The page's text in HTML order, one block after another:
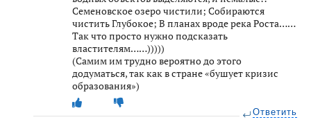
Семеновское озеро чистили; Собираются
чистить Глубокое; В планах вроде река Роста……
Так что просто нужно подсказать
властителям……)))))
(Самим им трудно вероятно до этого
додуматься, так как в стране «бушует кризис
образования»)
Ответить